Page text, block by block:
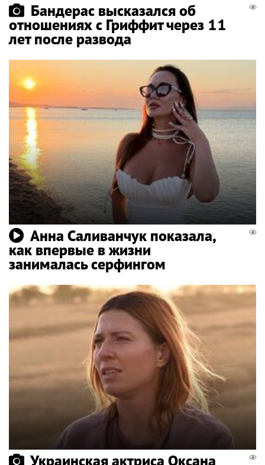
Бандерас высказался об
отношениях с Гриффит через 11
лет после развода
Анна Саливанчук показала,
как впервые в жизни
занималась серфингом
Украинская актриса Оксана